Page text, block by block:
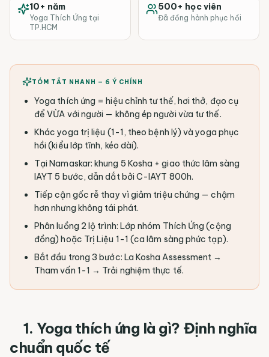
10+ năm
Yoga Thích Ứng tại
TP.HCM
500+ học viên
Đã đồng hành phục hồi
TÓM TẮT NHANH — 6 Ý CHÍNH
Yoga thích ứng = hiệu chỉnh tư thế, hơi thở, đạo cụ
để VỪA với người — không ép người vừa tư thế.
Khác yoga trị liệu (1-1, theo bệnh lý) và yoga phục
hồi (kiểu lớp tĩnh, kéo dài).
Tại Namaskar: khung 5 Kosha + giao thức lâm sàng
IAYT 5 bước, dẫn dắt bởi C-IAYT 800h.
Tiếp cận gốc rễ thay vì giảm triệu chứng — chậm
hơn nhưng không tái phát.
Phân luồng 2 lộ trình: Lớp nhóm Thích Ứng (cộng
đồng) hoặc Trị Liệu 1-1 (ca lâm sàng phức tạp).
Bắt đầu trong 3 bước: La Kosha Assessment →
Tham vấn 1-1 → Trải nghiệm thực tế.
1. Yoga thích ứng là gì? Định nghĩa
chuẩn quốc tế